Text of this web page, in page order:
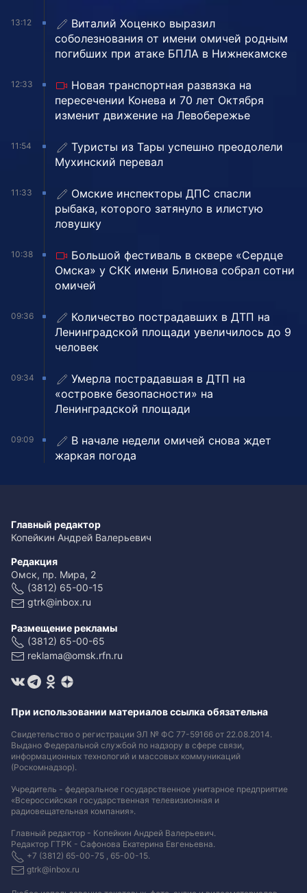
13:12
Виталий Хоценко выразил
соболезнования от имени омичей родным
погибших при атаке БПЛА в Нижнекамске
12:33
Новая транспортная развязка на
пересечении Конева и 70 лет Октября
изменит движение на Левобережье
11:54
Туристы из Тары успешно преодолели
Мухинский перевал
11:33
Омские инспекторы ДПС спасли
рыбака, которого затянуло в илистую
ловушку
10:38
Большой фестиваль в сквере «Сердце
Омска» у СКК имени Блинова собрал сотни
омичей
09:36
Количество пострадавших в ДТП на
Ленинградской площади увеличилось до 9
человек
09:34
Умерла пострадавшая в ДТП на
«островке безопасности» на
Ленинградской площади
09:09
В начале недели омичей снова ждет
жаркая погода
Главный редактор
Копейкин Андрей Валерьевич
Редакция
Омск, пр. Мира, 2
(3812) 65-00-15
gtrk@inbox.ru
Размещение рекламы
(3812) 65-00-65
reklama@omsk.rfn.ru
При использовании материалов ссылка обязательна
Свидетельство о регистрации ЭЛ № ФС 77-59166 от 22.08.2014.
Выдано Федеральной службой по надзору в сфере связи,
информационных технологий и массовых коммуникаций
(Роскомнадзор).
Учредитель - федеральное государственное унитарное предприятие
«Всероссийская государственная телевизионная и
радиовещательная компания».
Главный редактор - Копейкин Андрей Валерьевич.
Редактор ГТРК - Сафонова Екатерина Евгеньевна.
+7 (3812) 65-00-75 , 65-00-15.
gtrk@inbox.ru